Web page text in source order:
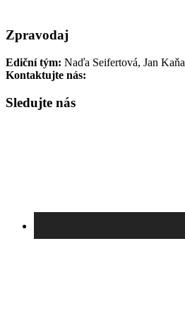
Zpravodaj
Ediční tým: Naďa Seifertová, Jan Kaňa
Kontaktujte nás:
Sledujte nás